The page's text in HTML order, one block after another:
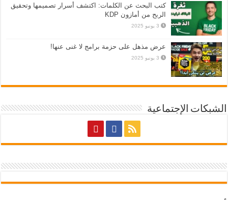
كتب البحث عن الكلمات: اكتشف أسرار تصميمها وتحقيق
الربح من أمازون KDP
3 يونيو 2025
عرض مذهل على حزمة برامج لا غنى عنها!
3 يونيو 2025
الشبكات الإجتماعية